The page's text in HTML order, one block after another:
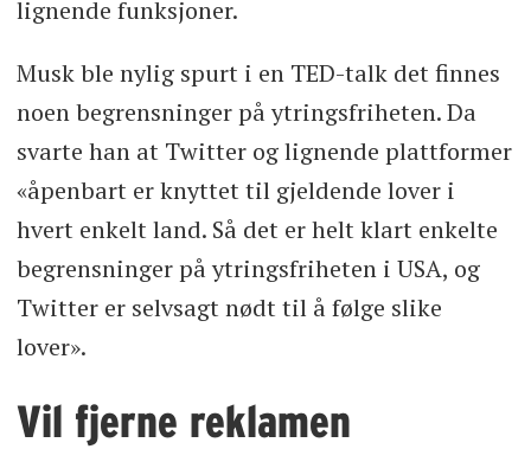
lignende funksjoner.
Musk ble nylig spurt i en TED-talk det finnes
noen begrensninger på ytringsfriheten. Da
svarte han at Twitter og lignende plattformer
«åpenbart er knyttet til gjeldende lover i
hvert enkelt land. Så det er helt klart enkelte
begrensninger på ytringsfriheten i USA, og
Twitter er selvsagt nødt til å følge slike
lover».
Vil fjerne reklamen